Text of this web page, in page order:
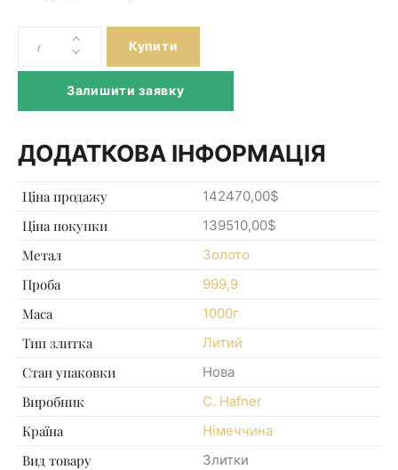
Купити
Залишити заявку
ДОДАТКОВА ІНФОРМАЦІЯ
Ціна продажу 142470,00$
Ціна покупки 139510,00$
Метал Золото
Проба 999,9
Маса 1000г
Тип злитка Литий
Стан упаковки Нова
Виробник C. Hafner
Країна Німеччина
Вид товару Злитки